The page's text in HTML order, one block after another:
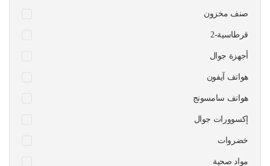
صنف مخزون
قرطاسية-2
أجهزة جوال
هواتف آيفون
هواتف سامسونج
إكسوورات جوال
خضروات
مواد صحية